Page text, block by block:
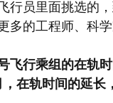
行员里面挑选的
多的工程师、科
飞行乘组的在轨
在轨时间的延